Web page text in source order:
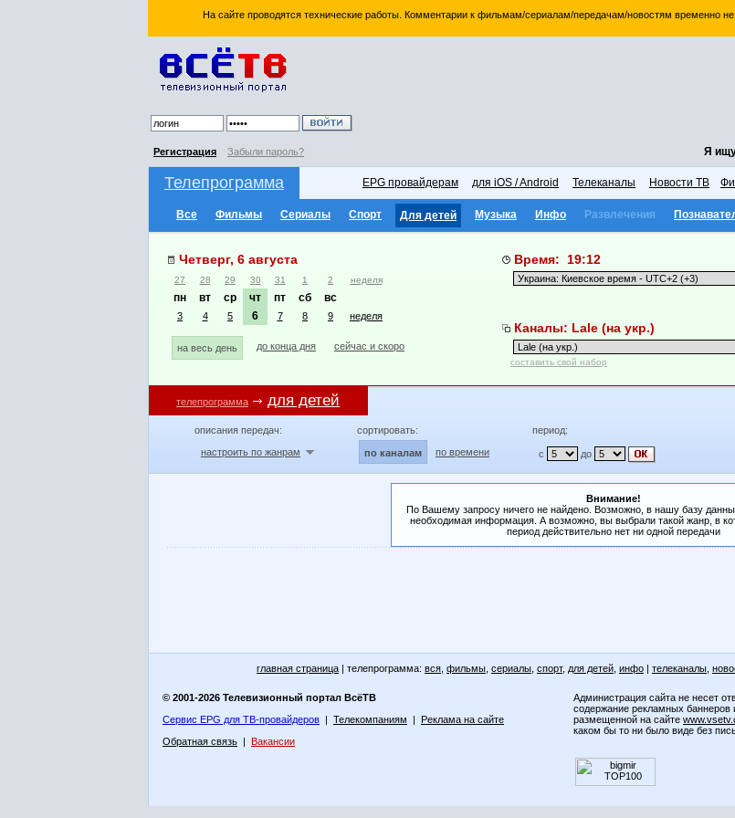
На сайте проводятся технические работы. Комментарии к фильмам/сериалам/передачам/новостям временно
Регистрация Забыли пароль? Я
Телепрограмма EPG провайдерам для iOS / Android Телеканалы Новости ТВ
Все Фильмы Сериалы Спорт Для детей Музыка Инфо Развлечения
Четверг, 6 августа
27 28 29 30 31 1 2 неделя
пн вт ср чт пт сб вс
3 4 5 6 7 8 9 неделя
на весь день до конца дня сейчас и скоро
Время: 19:12
Каналы: Lale (на укр.)
составить свой набор
телепрограмма для детей
описания передач:
настроить по жанрам
сортировать:
по каналам по времени
период:
с до
Внимание!
По Вашему запросу ничего не найдено. Возможно, в нашу базу
необходимая информация. А возможно, вы выбрали такой жанр, в
период действительно нет ни одной передачи
главная страница | телепрограмма: вся фильмы сериалы спорт, для детей инфо | телеканалы
© 2001-2026 Телевизионный портал ВсёТВ
Сервис EPG для ТВ-провайдеров | Телекомпаниям | Реклама на сайте
Обратная связь | Вакансии
Администрация сайта не несет
содержание рекламных баннеров
размещенной на сайте
каком бы то ни было виде без